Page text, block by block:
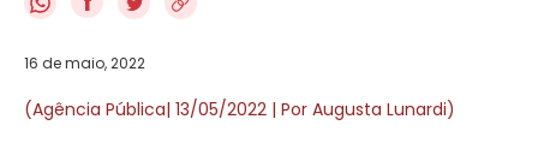
16 de maio, 2022
(Agência Pública| 13/05/2022 | Por Augusta Lunardi)